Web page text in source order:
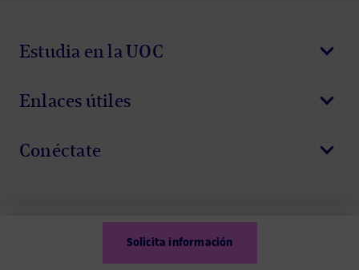
Solicita información
Estudia en la UOC
Enlaces útiles
Conéctate